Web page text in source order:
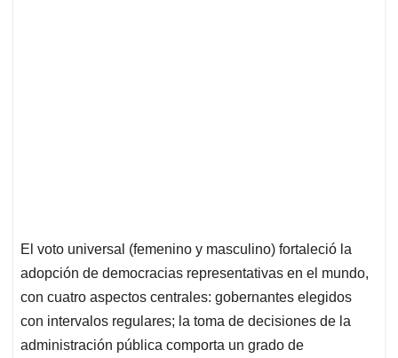
El voto universal (femenino y masculino) fortaleció la
adopción de democracias representativas en el mundo,
con cuatro aspectos centrales: gobernantes elegidos
con intervalos regulares; la toma de decisiones de la
administración pública comporta un grado de